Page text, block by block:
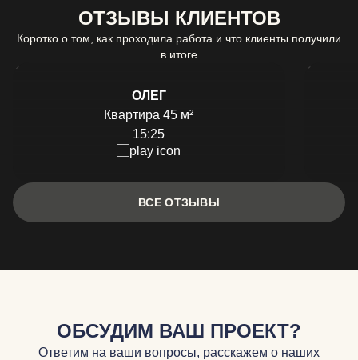
ОТЗЫВЫ КЛИЕНТОВ
Коротко о том, как проходила работа и что клиенты получили
в итоге
ОЛЕГ
Квартира 45 м²
15:25
ВСЕ ОТЗЫВЫ
ОБСУДИМ ВАШ ПРОЕКТ?
Ответим на ваши вопросы, расскажем о наших